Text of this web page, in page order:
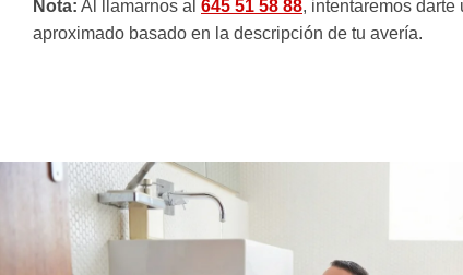
Nota: Al llamarnos al 645 51 58 88, intentaremos darte
aproximado basado en la descripción de tu avería.